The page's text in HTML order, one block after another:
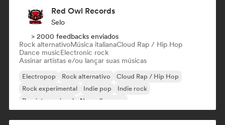
Red Owl Records
Selo
> 2000 feedbacks enviados
Rock alternativoMúsica italianaCloud Rap / Hip Hop
Dance musicElectronic rock
Assinar artistas e/ou lançar suas músicas
Electropop Rock alternativo
Cloud Rap / Hip Hop
Rock experimental
Indie pop
Indie rock
Pop internacional
Nouvelle scene